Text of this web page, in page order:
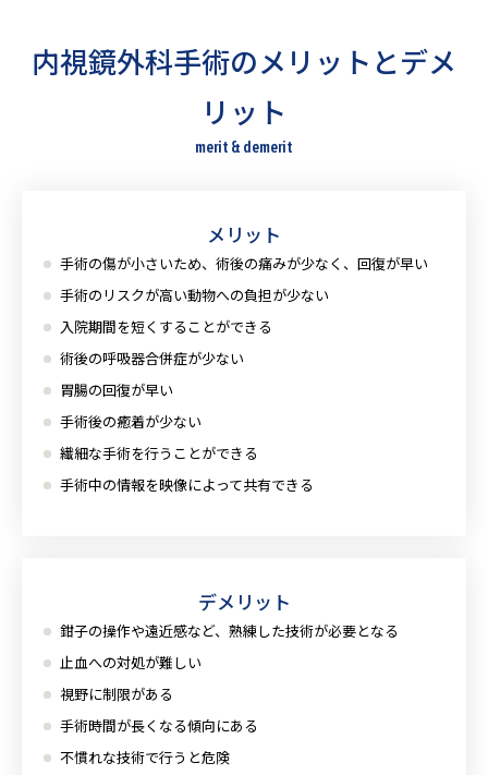
内視鏡外科手術のメリットとデメ
リット
merit & demerit
メリット
手術の傷が小さいため、術後の痛みが少なく、回復が早い
手術のリスクが高い動物への負担が少ない
入院期間を短くすることができる
術後の呼吸器合併症が少ない
胃腸の回復が早い
手術後の癒着が少ない
繊細な手術を行うことができる
手術中の情報を映像によって共有できる
デメリット
鉗子の操作や遠近感など、熟練した技術が必要となる
止血への対処が難しい
視野に制限がある
手術時間が長くなる傾向にある
不慣れな技術で行うと危険